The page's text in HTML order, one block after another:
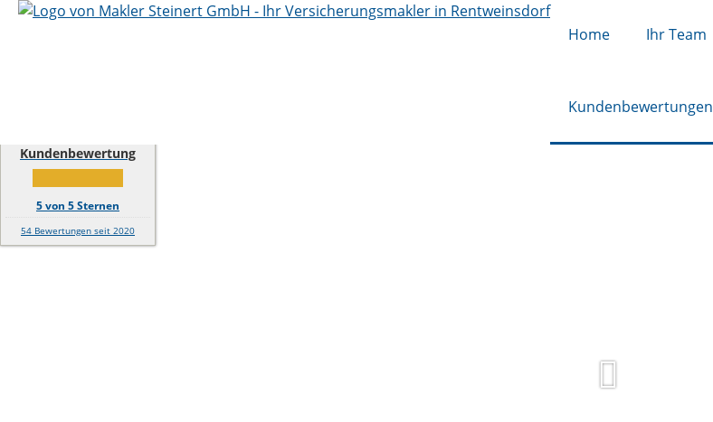
Home Ihr Team
Kundenbewertungen
Kundenbewertung
5von 5Sternen
54 Bewertungen seit 2020